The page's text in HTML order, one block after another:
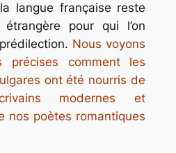
langue française reste
pour qui l’on
Nous voyons
précises comment les
ont été nourris de
modernes et
nos poètes romantiques